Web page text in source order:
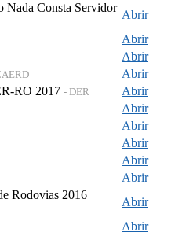
Nada Consta Servidor
Abrir
Abrir
Abrir
Abrir
RO 2017 - DER
Abrir
Abrir
Abrir
Abrir
Abrir
Abrir
Rodovias 2016
Abrir
Abrir